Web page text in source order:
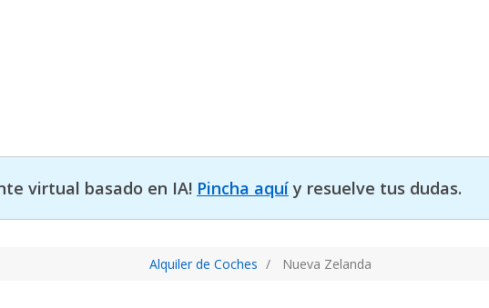
virtual basado en IA! Pincha aquíy resuelve tus dudas.
Alquiler de Coches Nueva Zelanda